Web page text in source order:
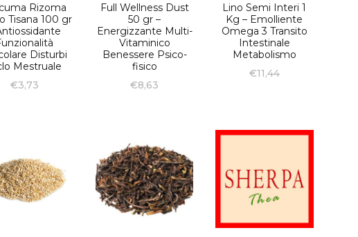
Rizoma
Tisana 100 gr
Disturbi
Mestruale
€3,73
Full Wellness Dust
50 gr –
Energizzante Multi-
Vitaminico
Benessere Psico-
fisico
€8,63
Lino Semi Interi 1
Kg – Emolliente
Omega 3 Transito
Intestinale
Metabolismo
€11,44